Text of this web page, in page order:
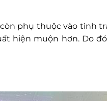
phụ thuộc vào tình
hiện muộn hơn. Do